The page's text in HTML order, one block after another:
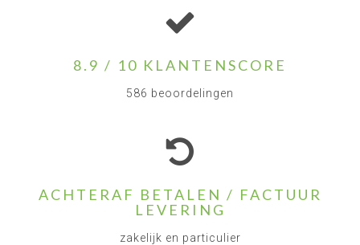
8.9 / 10 KLANTENSCORE
586 beoordelingen
ACHTERAF BETALEN / FACTUUR
LEVERING
zakelijk en particulier